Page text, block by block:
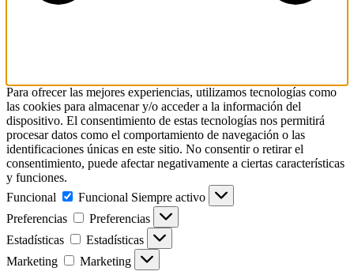
Para ofrecer las mejores experiencias, utilizamos tecnologías como
las cookies para almacenar y/o acceder a la información del
dispositivo. El consentimiento de estas tecnologías nos permitirá
procesar datos como el comportamiento de navegación o las
identificaciones únicas en este sitio. No consentir o retirar el
consentimiento, puede afectar negativamente a ciertas características
y funciones.
Funcional
Funcional Siempre activo
Preferencias
Preferencias
Estadísticas
Estadísticas
Marketing
Marketing